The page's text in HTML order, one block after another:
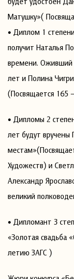
Матушку»(
• Диплом 1
получит Наталья
времени. Оживший
лет и Полина
(Посвящается
• Дипломы 2
лет будут вручены
Художеств) и
Александр
великий
• Дипломант 3
«Золотая свадьба
летию ЗАГС )